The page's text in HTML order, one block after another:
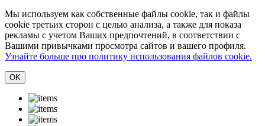
Мы используем как собственные файлы cookie, так и файлы
cookie третьих сторон с целью анализа, а также для показа
рекламы с учетом Ваших предпочтений, в соответствии с
Вашими привычками просмотра сайтов и вашего профиля.
Узнайте больше про политику использования файлов cookie.
ОK